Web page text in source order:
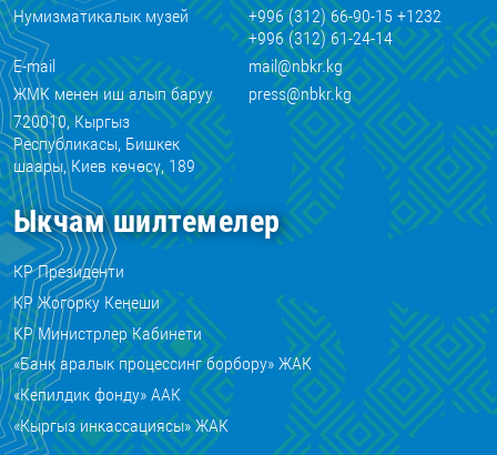
Нумизматикалык музей
+996 (312) 66-90-15 +1232
+996 (312) 61-24-14
E-mail
mail@nbkr.kg
ЖМК менен иш алып баруу
press@nbkr.kg
720010, Кыргыз
Республикасы, Бишкек
шаары, Киев көчөсү, 189
Ыкчам шилтемелер
КР Президенти
КР Жогорку Кеңеши
КР Министрлер Кабинети
«Банк аралык процессинг борбору» ЖАК
«Кепилдик фонду» ААК
«Кыргыз инкассациясы» ЖАК